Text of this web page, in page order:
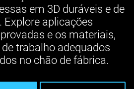
em 3D duráveis e de
Explore aplicações
e os materiais,
trabalho adequados
no chão de fábrica.